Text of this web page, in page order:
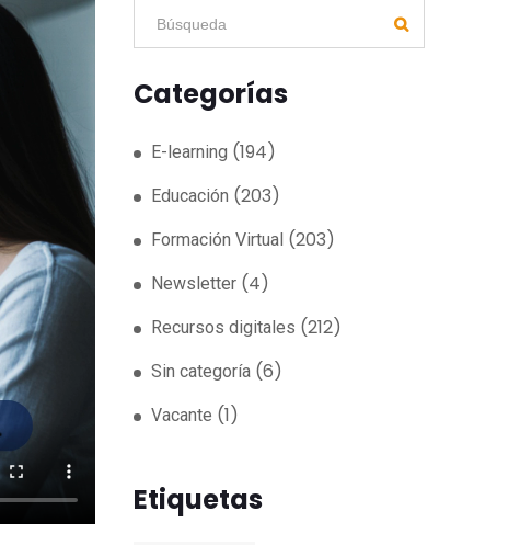
Categorías
E-learning (194)
Educación (203)
Formación Virtual (203)
Newsletter(4)
Recursos digitales (212)
Sin categoría(6)
Vacante (1)
Etiquetas